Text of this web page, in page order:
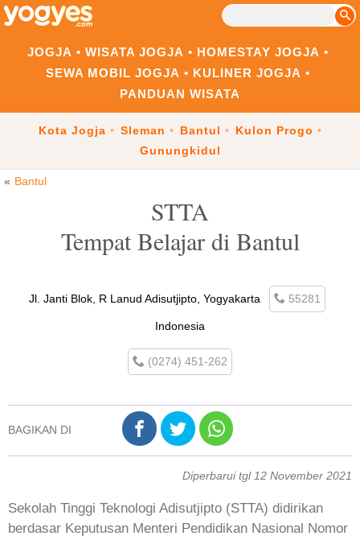
JOGJA WISATA JOGJA
HOMESTAY JOGJA
SEWA MOBIL JOGJA
KULINER JOGJA
PANDUAN WISATA
Kota Jogja Sleman Bantul
Kulon Progo
Gunungkidul
Bantul
STTA
Tempat Belajar di Bantul
Jl. Janti Blok, R Lanud Adisutjipto, Yogyakarta 55281
Indonesia
(0274) 451-262
BAGIKAN DI
Diperbarui tgl 12 November 2021
Sekolah Tinggi Teknologi Adisutjipto (STTA) didirikan
berdasar Keputusan Menteri Pendidikan Nasional Nomor